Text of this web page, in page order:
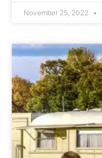
November 25, 2022